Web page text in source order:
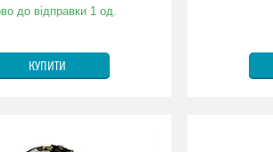
до відправки 1 од.
КУПИТИ